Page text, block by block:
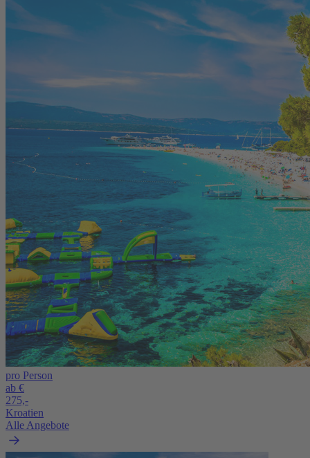
pro Person
ab €
275,-
Kroatien
Alle Angebote